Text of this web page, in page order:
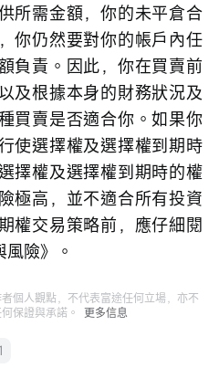
所需金額，你的未平倉合
你仍然要對你的帳戶內任
負責。因此，你在買賣前
及根據本身的財務狀況及
買賣是否適合你。如果你
使選擇權及選擇權到期時
擇權及選擇權到期時的權
極高，並不適合所有投資
權交易策略前，應仔細閱
險》。
個人觀點，不代表富途任何立場，亦不
保證與承諾。
更多信息